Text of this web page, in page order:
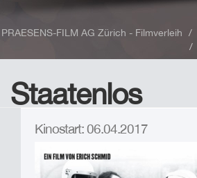
PRAESENS-FILM AG Zürich - Filmverleih
Staatenlos
Kinostart: 06.04.2017